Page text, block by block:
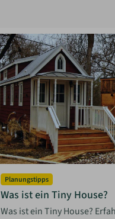
Planungstipps
Was ist ein Tiny House?
Was ist ein Tiny House?